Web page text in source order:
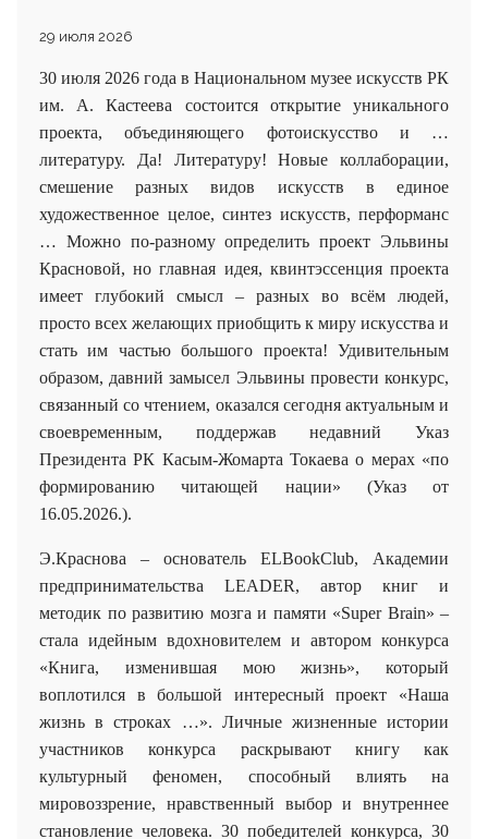
29 июля 2026
30 июля 2026 года в Национальном музее искусств РК
им. А. Кастеева состоится открытие уникального
проекта, объединяющего фотоискусство и …
литературу. Да! Литературу! Новые коллаборации,
смешение разных видов искусств в единое
художественное целое, синтез искусств, перформанс
… Можно по-разному определить проект Эльвины
Красновой, но главная идея, квинтэссенция проекта
имеет глубокий смысл – разных во всём людей,
просто всех желающих приобщить к миру искусства и
стать им частью большого проекта! Удивительным
образом, давний замысел Эльвины провести конкурс,
связанный со чтением, оказался сегодня актуальным и
своевременным, поддержав недавний Указ
Президента РК Касым-Жомарта Токаева о мерах «по
формированию читающей нации» (Указ от
16.05.2026.).
Э.Краснова – основатель ELBookClub, Академии
предпринимательства LEADER, автор книг и
методик по развитию мозга и памяти «Super Brain» –
стала идейным вдохновителем и автором конкурса
«Книга, изменившая мою жизнь», который
воплотился в большой интересный проект «Наша
жизнь в строках …». Личные жизненные истории
участников конкурса раскрывают книгу как
культурный феномен, способный влиять на
мировоззрение, нравственный выбор и внутреннее
становление человека. 30 победителей конкурса, 30